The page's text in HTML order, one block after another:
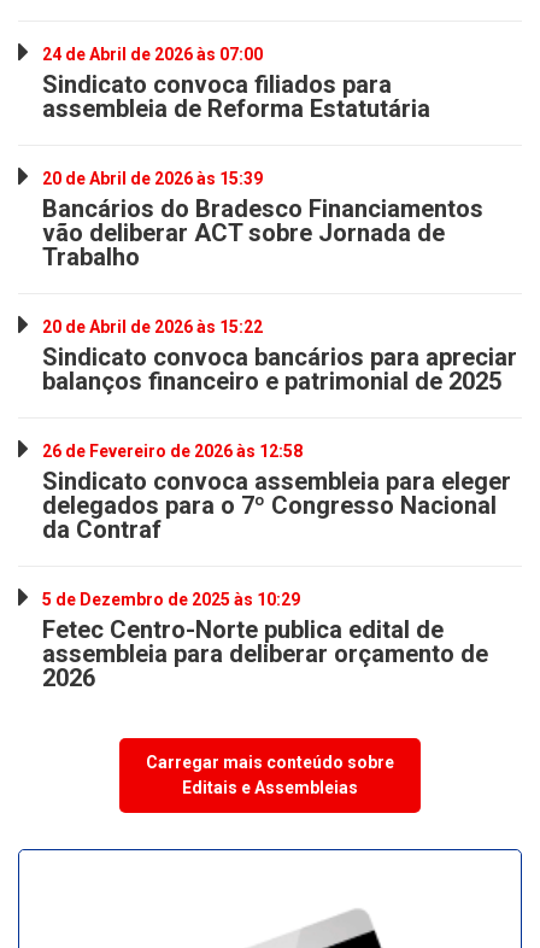
24 de Abril de 2026 às 07:00
Sindicato convoca filiados para
assembleia de Reforma Estatutária
20 de Abril de 2026 às 15:39
Bancários do Bradesco Financiamentos
vão deliberar ACT sobre Jornada de
Trabalho
20 de Abril de 2026 às 15:22
Sindicato convoca bancários para apreciar
balanços financeiro e patrimonial de 2025
26 de Fevereiro de 2026 às 12:58
Sindicato convoca assembleia para eleger
delegados para o 7º Congresso Nacional
da Contraf
5 de Dezembro de 2025 às 10:29
Fetec Centro-Norte publica edital de
assembleia para deliberar orçamento de
2026
Carregar mais conteúdo sobre
Editais e Assembleias